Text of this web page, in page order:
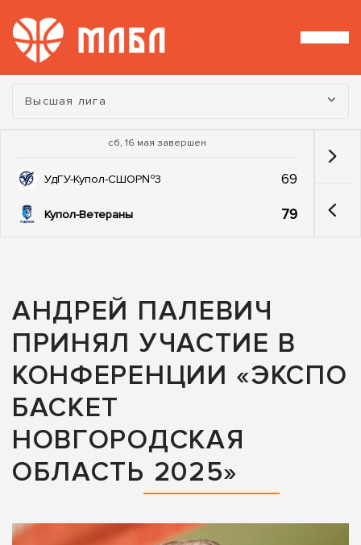
Турнир:
Высшая лига
сб, 16 мая завершен
УдГУ-Купол-СШОР№3 69
Купол-Ветераны 79
АНДРЕЙ ПАЛЕВИЧ
ПРИНЯЛ УЧАСТИЕ В
КОНФЕРЕНЦИИ «ЭКСПО
БАСКЕТ
НОВГОРОДСКАЯ
ОБЛАСТЬ 2025»